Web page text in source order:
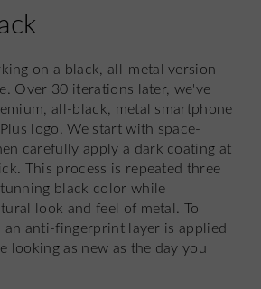
on a black, all-metal version
Over 30 iterations later, we've
all-black, metal smartphone
logo. We start with space-
carefully apply a dark coating at
This process is repeated three
black color while
look and feel of metal. To
an anti-fingerprint layer is applied
looking as new as the day you